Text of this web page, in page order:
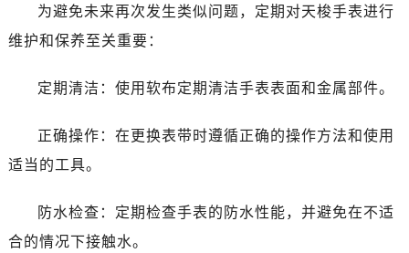
为避免未来再次发生类似问题，定期对天梭手表进行
维护和保养至关重要：
定期清洁：使用软布定期清洁手表表面和金属部件。
正确操作：在更换表带时遵循正确的操作方法和使用
适当的工具。
防水检查：定期检查手表的防水性能，并避免在不适
合的情况下接触水。